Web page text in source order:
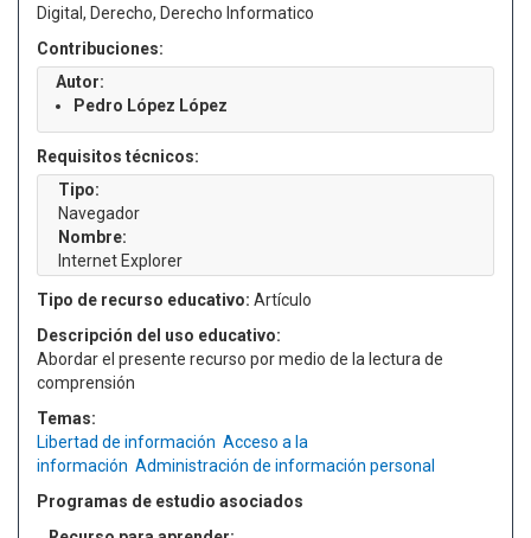
Digital, Derecho, Derecho Informatico
Contribuciones:
Autor:
Pedro López López
Requisitos técnicos:
Tipo:
Navegador
Nombre:
Internet Explorer
Tipo de recurso educativo: Artículo
Descripción del uso educativo:
Abordar el presente recurso por medio de la lectura de
comprensión
Temas:
Libertad de información Acceso a la
información Administración de información personal
Programas de estudio asociados